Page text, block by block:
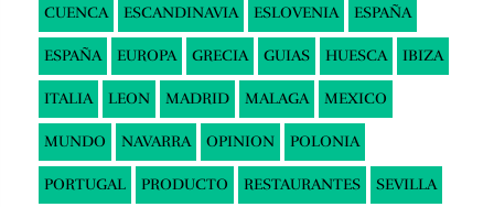
CUENCA ESCANDINAVIA ESLOVENIA ESPAÑA
ESPAÑA EUROPA GRECIA GUIAS HUESCA IBIZA
ITALIA LEON MADRID MALAGA MEXICO
MUNDO NAVARRA OPINION POLONIA
PORTUGAL PRODUCTO RESTAURANTES SEVILLA